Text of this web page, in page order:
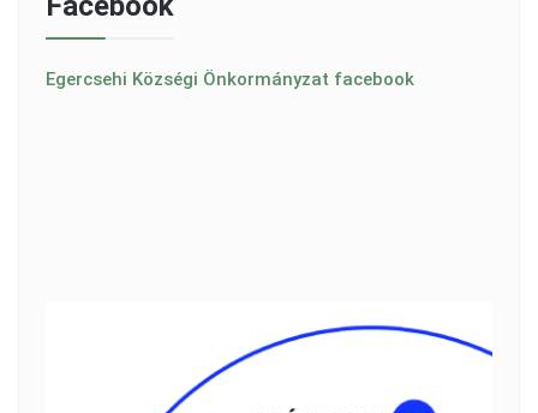
Egercsehi Községi Önkormányzat facebook